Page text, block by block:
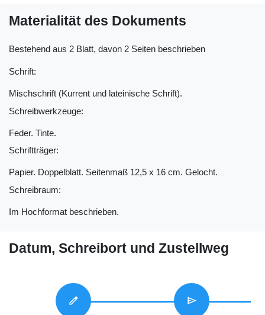
Materialität des Dokuments
Bestehend aus 2 Blatt, davon 2 Seiten beschrieben
Schrift:
Mischschrift (Kurrent und lateinische Schrift).
Schreibwerkzeuge:
Feder. Tinte.
Schriftträger:
Papier. Doppelblatt. Seitenmaß 12,5 x 16 cm. Gelocht.
Schreibraum:
Im Hochformat beschrieben.
Datum, Schreibort und Zustellweg
edit send